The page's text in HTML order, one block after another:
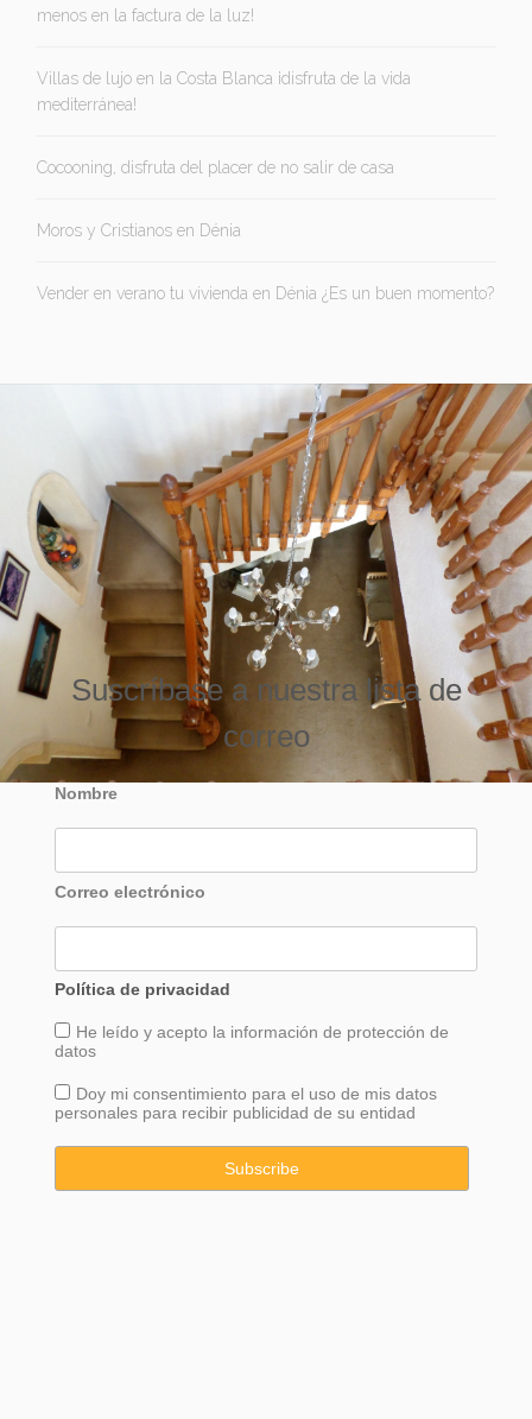
menos en la factura de la luz!
Villas de lujo en la Costa Blanca ¡disfruta de la vida
mediterránea!
Cocooning, disfruta del placer de no salir de casa
Moros y Cristianos en Dénia
Vender en verano tu vivienda en Dénia ¿Es un buen momento?
Suscríbase a nuestra lista de
correo
Nombre
Correo electrónico
Política de privacidad
He leído y acepto la información de protección de
datos
Doy mi consentimiento para el uso de mis datos
personales para recibir publicidad de su entidad